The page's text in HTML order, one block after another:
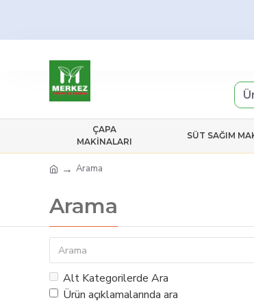
ÇAPA
MAKINALARI
SÜT SAĞIM
Arama
Arama
Alt Kategorilerde Ara
Ürün açıklamalarında ara